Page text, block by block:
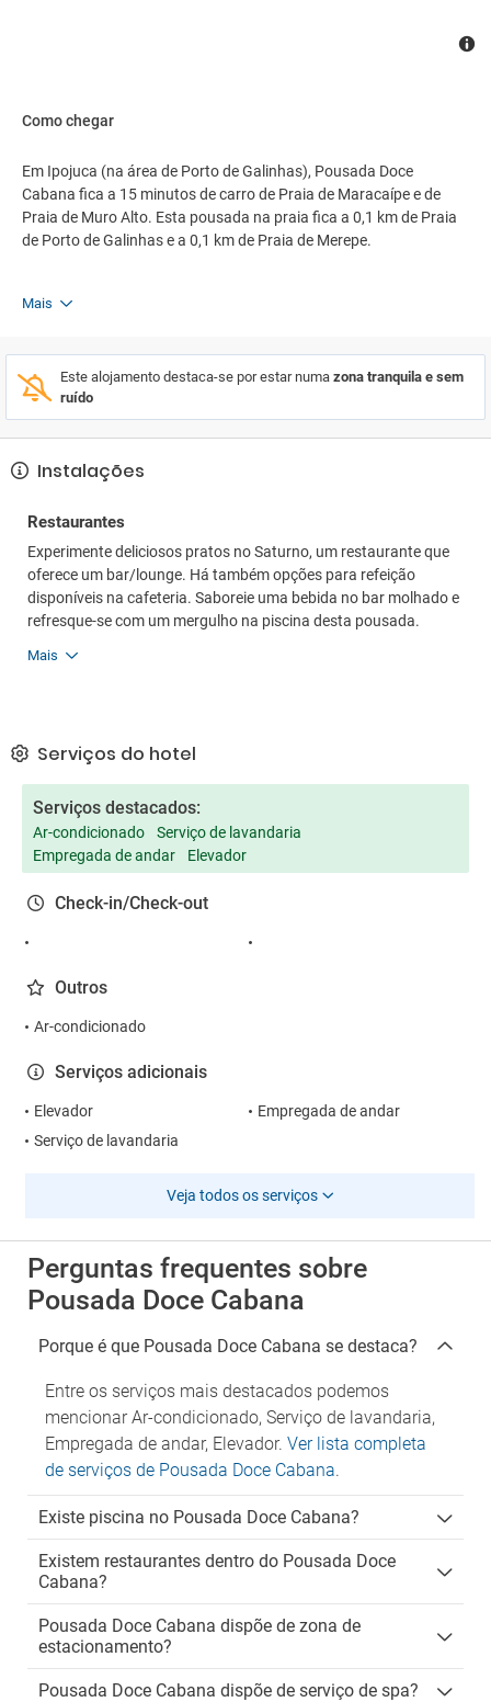
Como chegar
Em Ipojuca (na área de Porto de Galinhas), Pousada Doce
Cabana fica a 15 minutos de carro de Praia de Maracaípe e de
Praia de Muro Alto. Esta pousada na praia fica a 0,1 km de Praia
de Porto de Galinhas e a 0,1 km de Praia de Merepe.
Mais
Este alojamento destaca-se por estar numa zona tranquila e sem
ruído
Instalações
Restaurantes
Experimente deliciosos pratos no Saturno, um restaurante que
oferece um bar/lounge. Há também opções para refeição
disponíveis na cafeteria. Saboreie uma bebida no bar molhado e
refresque-se com um mergulho na piscina desta pousada.
Mais
Serviços do hotel
Serviços destacados:
Ar-condicionado
Serviço de lavandaria
Empregada de andar
Elevador
Check-in/Check-out
Outros
Ar-condicionado
Serviços adicionais
Elevador
Empregada de andar
Serviço de lavandaria
Veja todos os serviços
Perguntas frequentes sobre
Pousada Doce Cabana
Porque é que Pousada Doce Cabana se destaca?
Entre os serviços mais destacados podemos
mencionar Ar-condicionado, Serviço de lavandaria,
Empregada de andar, Elevador. Ver lista completa
de serviços de Pousada Doce Cabana.
Existe piscina no Pousada Doce Cabana?
Existem restaurantes dentro do Pousada Doce
Cabana?
Pousada Doce Cabana dispõe de zona de
estacionamento?
Pousada Doce Cabana dispõe de serviço de spa?